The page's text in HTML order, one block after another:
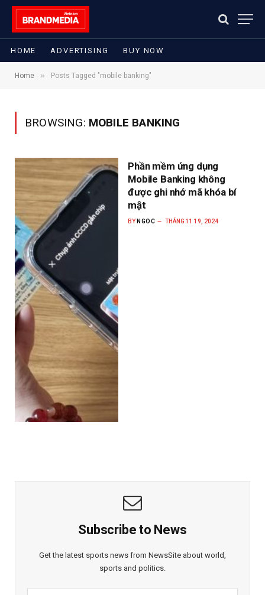
HOME ADVERTISING BUY NOW
Home » Posts Tagged "mobile banking"
BROWSING: MOBILE BANKING
Phần mềm ứng dụng
Mobile Banking không
được ghi nhớ mã khóa bí
mật
BY NGOC THÁNG 11 19, 2024
Subscribe to News
Get the latest sports news from NewsSite about world,
sports and politics.